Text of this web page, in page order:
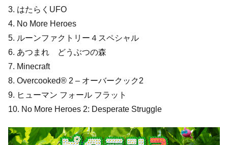
3. はたらくUFO
4. No More Heroes
5. ルーンファクトリー４スペシャル
6. あつまれ どうぶつの森
7. Minecraft
8. Overcooked® 2 – オーバークック2
9. ヒューマン フォール フラット
10. No More Heroes 2: Desperate Struggle